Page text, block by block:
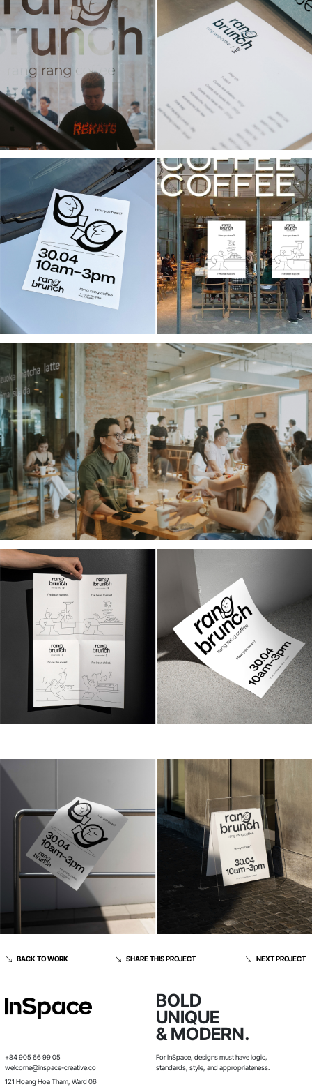
BACK TO WORK SHARE THIS PROJECT NEXT PROJECT
BOLD
UNIQUE
& MODERN.
+84 905 66 99 05
welcome@inspace-creative.co
121 Hoang Hoa Tham, Ward 06
For InSpace, designs must have logic,
standards, style, and appropriateness.